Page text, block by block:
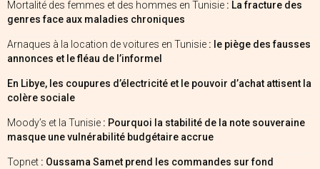
Mortalité des femmes et des hommes en Tunisie : La fracture des
genres face aux maladies chroniques
Arnaques à la location de voitures en Tunisie : le piège des fausses
annonces et le fléau de l’informel
En Libye, les coupures d’électricité et le pouvoir d’achat attisent la
colère sociale
Moody’s et la Tunisie : Pourquoi la stabilité de la note souveraine
masque une vulnérabilité budgétaire accrue
Topnet : Oussama Samet prend les commandes sur fond